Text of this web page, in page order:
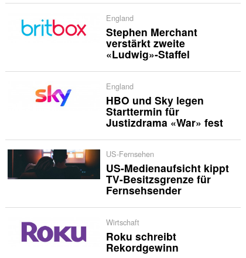
England
Stephen Merchant
verstärkt zweite
«Ludwig»-Staffel
England
HBO und Sky legen
Starttermin für
Justizdrama «War» fest
US-Fernsehen
US-Medienaufsicht kippt
TV-Besitzsgrenze für
Fernsehsender
Wirtschaft
Roku schreibt
Rekordgewinn